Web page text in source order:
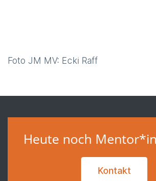
Foto JM MV: Ecki Raff
Heute noch
Kontakt